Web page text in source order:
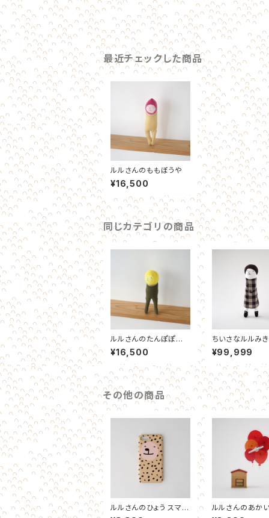
最近チェックした商品
ルルさんのももぼうや
¥16,500
同じカテゴリの商品
ルルさんのたんぽぽぼ
うや
¥16,500
ちいさなルルみ
¥99,999
その他の商品
ルルさんのひょう スマホ
ケース
ルルさんのあか
せん スマホリン